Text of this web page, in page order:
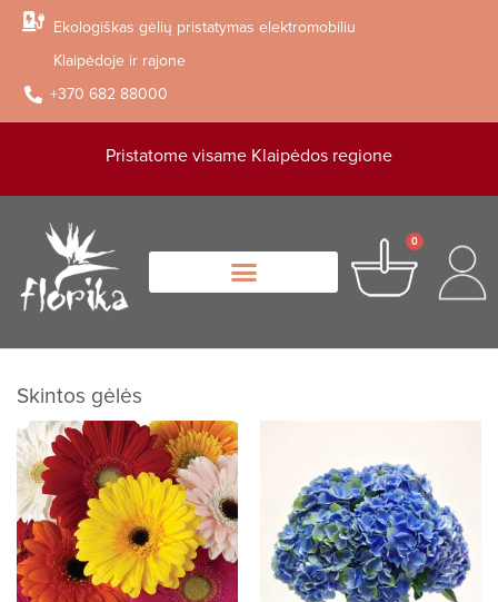
Ekologiškas gėlių pristatymas elektromobiliu
Klaipėdoje ir rajone
+370 682 88000
Pristatome visame Klaipėdos regione
0
Skintos gėlės